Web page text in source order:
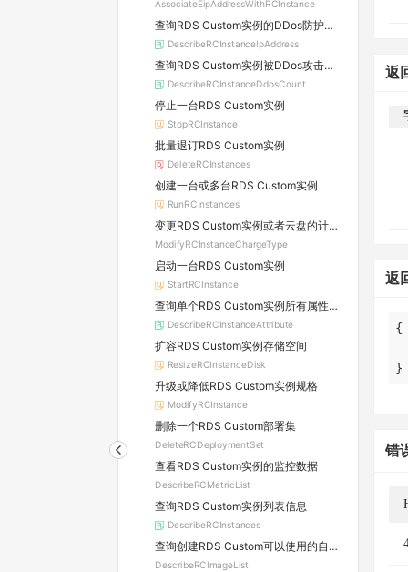
AssociateEipAddressWithRCInstance
查询RDS Custom实例的DDos防护信息及所属原生防护实例的详情
DescribeRCInstanceIpAddress
查询RDS Custom实例被DDos攻击的数量
DescribeRCInstanceDdosCount
停止一台RDS Custom实例
StopRCInstance
批量退订RDS Custom实例
DeleteRCInstances
创建一台或多台RDS Custom实例
RunRCInstances
变更RDS Custom实例或者云盘的计费方式
ModifyRCInstanceChargeType
启动一台RDS Custom实例
StartRCInstance
查询单个RDS Custom实例所有属性信息
DescribeRCInstanceAttribute
扩容RDS Custom实例存储空间
ResizeRCInstanceDisk
升级或降低RDS Custom实例规格
ModifyRCInstance
删除一个RDS Custom部署集
DeleteRCDeploymentSet
查看RDS Custom实例的监控数据
DescribeRCMetricList
查询RDS Custom实例列表信息
DescribeRCInstances
查询创建RDS Custom可以使用的自定义镜像列表
DescribeRCImageList
返
返
}
错